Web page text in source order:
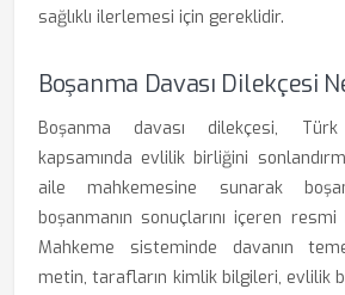
sağlıklı ilerlemesi için gereklidir.
Boşanma Davası Dilekçesi
Boşanma davası dilekçesi,
kapsamında evlilik birliğini
aile mahkemesine sunarak
boşanmanın sonuçlarını içeren
Mahkeme sisteminde davanın
metin, tarafların kimlik bilgileri, evlilik